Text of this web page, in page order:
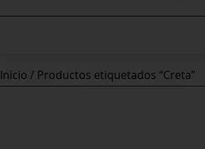
Inicio / Productos etiquetados “Creta”